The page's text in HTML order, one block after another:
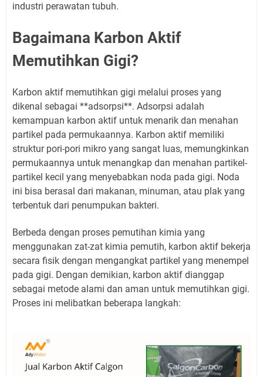
industri perawatan tubuh.
Bagaimana Karbon Aktif
Memutihkan Gigi?
Karbon aktif memutihkan gigi melalui proses yang
dikenal sebagai **adsorpsi**. Adsorpsi adalah
kemampuan karbon aktif untuk menarik dan menahan
partikel pada permukaannya. Karbon aktif memiliki
struktur pori-pori mikro yang sangat luas, memungkinkan
permukaannya untuk menangkap dan menahan partikel-
partikel kecil yang menyebabkan noda pada gigi. Noda
ini bisa berasal dari makanan, minuman, atau plak yang
terbentuk dari penumpukan bakteri.
Berbeda dengan proses pemutihan kimia yang
menggunakan zat-zat kimia pemutih, karbon aktif bekerja
secara fisik dengan mengangkat partikel yang menempel
pada gigi. Dengan demikian, karbon aktif dianggap
sebagai metode alami dan aman untuk memutihkan gigi.
Proses ini melibatkan beberapa langkah: